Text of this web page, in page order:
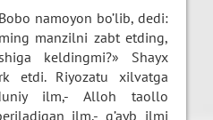
namoyon bo’lib, dedi:
manzilni zabt etding,
keldingmi?» Shayx
etdi. Riyozatu xilvatga
ilm,- Alloh taollo
ilm,- g’ayb ilmi